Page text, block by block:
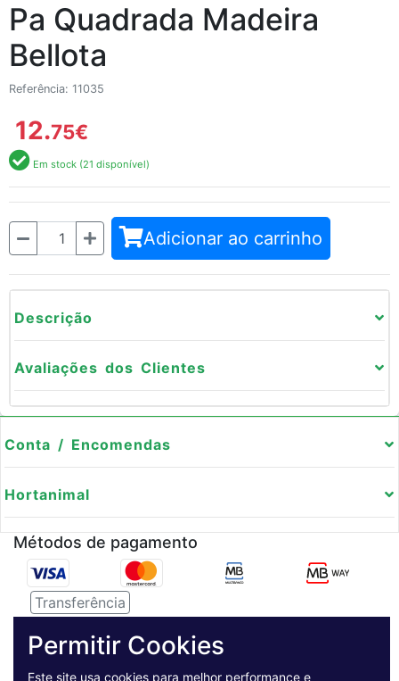
Pa Quadrada Madeira
Bellota
Referência: 11035
12.75€
Em stock (21 disponível)
Quantidade Adicionar ao carrinho
Descrição
Avaliações dos Clientes
Conta / Encomendas
Hortanimal
Métodos de pagamento
Transferência
Permitir Cookies
Este site usa cookies para melhor performance e